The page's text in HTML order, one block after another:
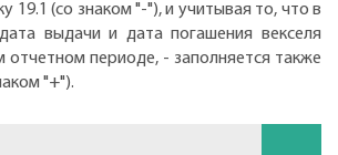
19.1 (со знаком "-"), и учитывая то, что в
выдачи и дата погашения векселя
отчетном периоде, - заполняется также
"+").